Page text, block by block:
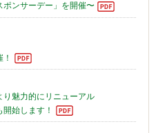
ンサーデー」を開催〜
り魅力的にリニューアル
始します！